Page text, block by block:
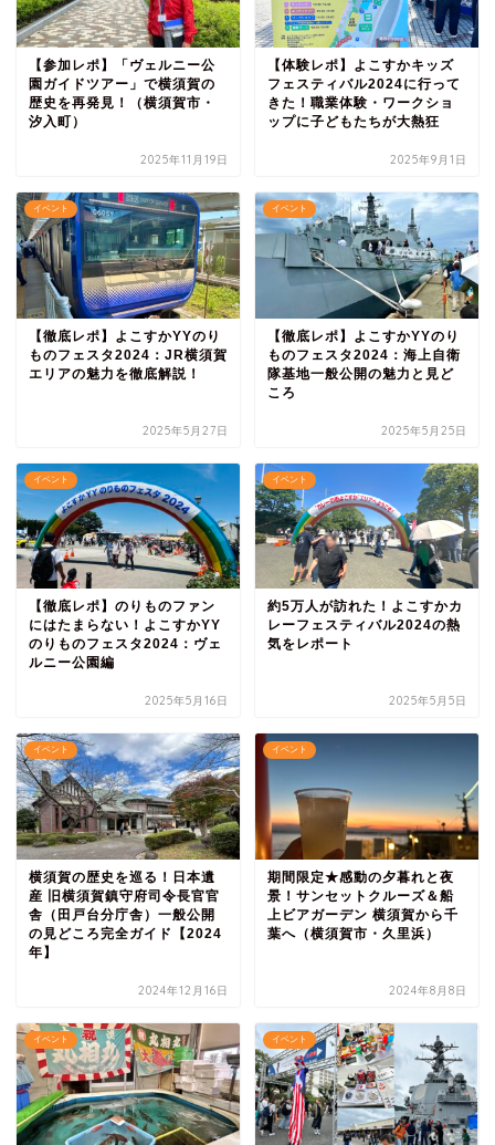
【参加レポ】「ヴェルニー公
園ガイドツアー」で横須賀の
歴史を再発見！（横須賀市・
汐入町）
2025年11月19日
【体験レポ】よこすかキッズ
フェスティバル2024に行って
きた！職業体験・ワークショ
ップに子どもたちが大熱狂
2025年9月1日
イベント
【徹底レポ】よこすかYYのり
ものフェスタ2024：JR横須賀
エリアの魅力を徹底解説！
2025年5月27日
イベント
【徹底レポ】よこすかYYのり
ものフェスタ2024：海上自衛
隊基地一般公開の魅力と見ど
ころ
2025年5月25日
イベント
【徹底レポ】のりものファン
にはたまらない！よこすかYY
のりものフェスタ2024：ヴェ
ルニー公園編
2025年5月16日
イベント
約5万人が訪れた！よこすかカ
レーフェスティバル2024の熱
気をレポート
2025年5月5日
イベント
横須賀の歴史を巡る！日本遺
産 旧横須賀鎮守府司令長官官
舎（田戸台分庁舎）一般公開
の見どころ完全ガイド【2024
年】
2024年12月16日
イベント
期間限定★感動の夕暮れと夜
景！サンセットクルーズ＆船
上ビアガーデン 横須賀から千
葉へ（横須賀市・久里浜）
2024年8月8日
イベント イベント